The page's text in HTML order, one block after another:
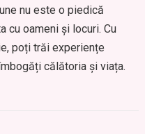
nu este o piedică
cu oameni și locuri. Cu
poți trăi experiențe
călătoria și viața.